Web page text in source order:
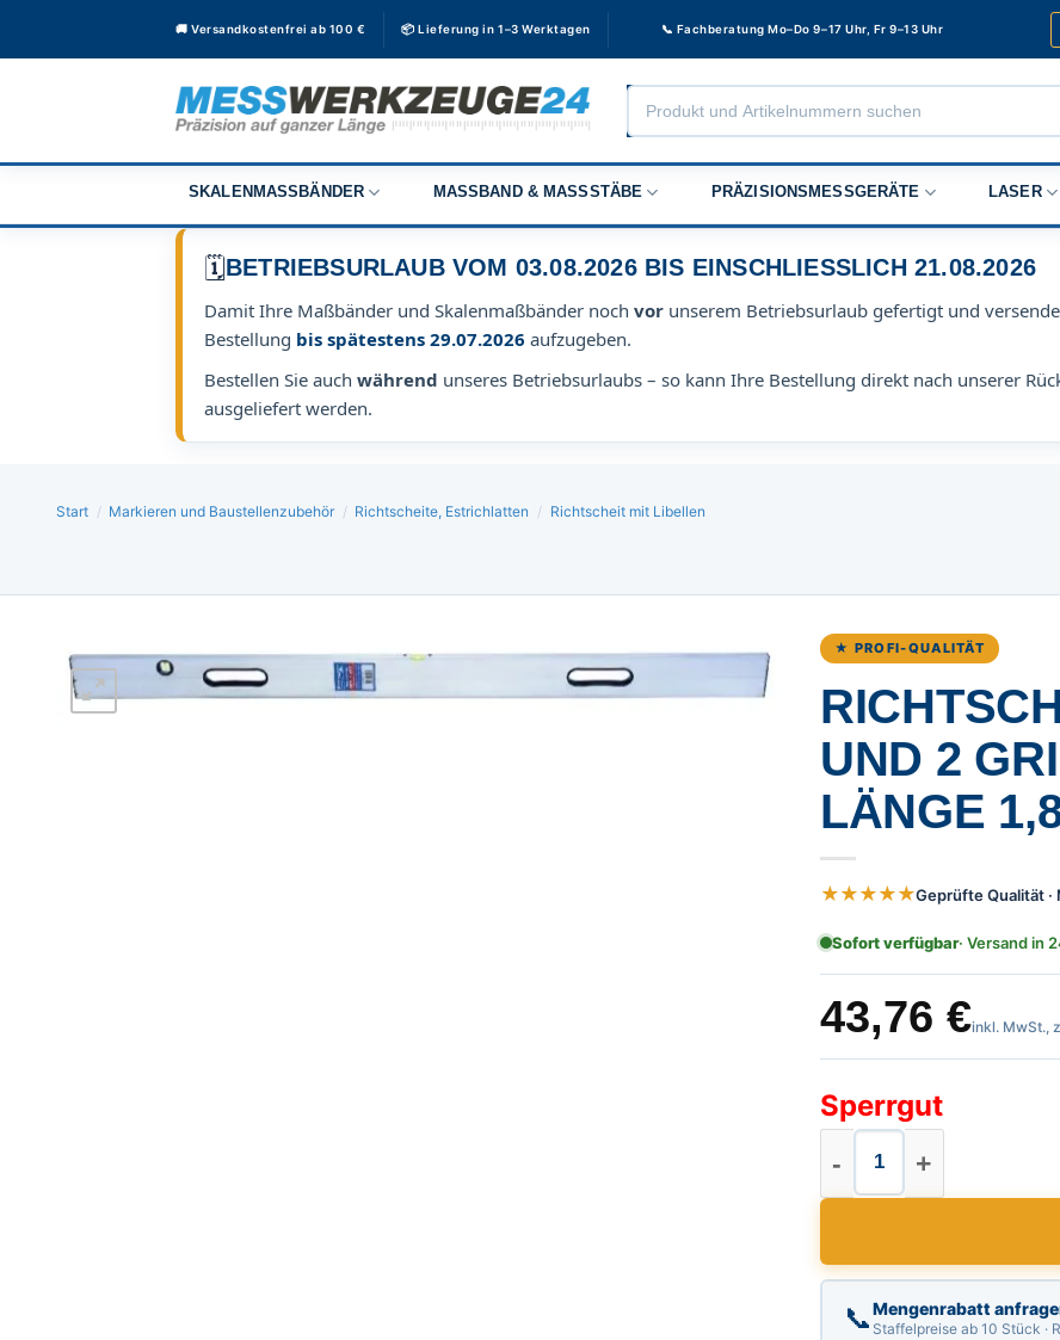
🚚 Versandkostenfrei ab 100 € 📦 Lieferung in 1–3 Werktagen 📞 Fachberatung Mo–Do 9–17 Uhr, Fr 9–13 Uhr
Products
search
SKALENMASSBÄNDER MASSBAND & MASSSTÄBE PRÄZISIONSMESSGERÄTE LASER
🗓️BETRIEBSURLAUB VOM 03.08.2026 BIS EINSCHLIESSLICH 21.08.2026
Damit Ihre Maßbänder und Skalenmaßbänder noch vor unserem Betriebsurlaub gefertigt und
Bestellung bis spätestens 29.07.2026 aufzugeben.
Bestellen Sie auch während unseres Betriebsurlaubs – so kann Ihre Bestellung direkt nach unserer
ausgeliefert werden.
Start / Markieren und Baustellenzubehör / Richtscheite, Estrichlatten / Richtscheit mit Libellen
★ PROFI-QUALITÄT
UND 2
LÄNGE
★★★★★Geprüfte Qualität ·
Sofort verfügbar· Versand in
43,76 €inkl. MwSt.,
Sperrgut
Richtscheit mit
📞Mengenrabatt
Staffelpreise ab 10 Stück ·